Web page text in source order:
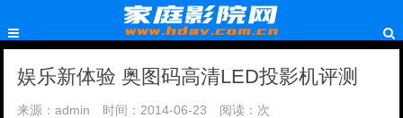
娱乐新体验 奥图码高清LED投影机评测
来源：admin 时间：2014-06-23 阅读： 次